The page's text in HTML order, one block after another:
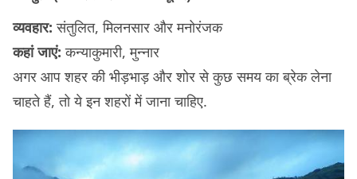
व्यवहार:संतुलित, मिलनसार और मनोरंजक
कहां जाएं:कन्याकुमारी, मुन्नार
अगर आप शहर की भीड़भाड़ और शोर से कुछ समय का ब्रेक लेना
चाहते हैं, तो ये इन शहरों में जाना चाहिए.